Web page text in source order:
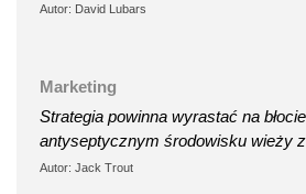
Autor: David Lubars
Marketing
Strategia powinna wyrastać na
antyseptycznym środowisku wieży z
Autor: Jack Trout